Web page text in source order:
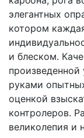
элегантных
котором
и блеском.
руками
оценкой
контролеров.
великолепия и